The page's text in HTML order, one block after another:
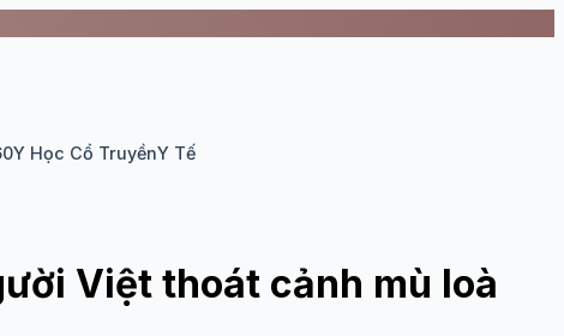
Y Học Cổ TruyềnY Tế
Việt thoát cảnh mù loà